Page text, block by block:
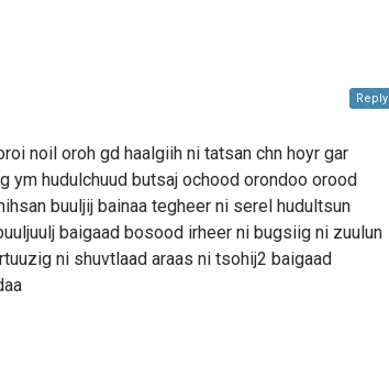
noil oroh gd haalgiih ni tatsan chn hoyr gar
ym hudulchuud butsaj ochood orondoo orood
buuljij bainaa tegheer ni serel hudultsun
baigaad bosood irheer ni bugsiig ni zuulun
ni shuvtlaad araas ni tsohij2 baigaad
Reply